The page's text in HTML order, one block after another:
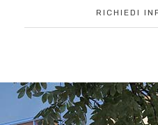
RICHIEDI